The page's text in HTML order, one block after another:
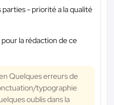
- priorité a la qualité
la rédaction de ce
Quelques erreurs de
typographie
oublis dans la